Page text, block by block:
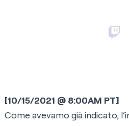
[10/15/2021 @ 8:00AM PT]
Come avevamo già indicato,